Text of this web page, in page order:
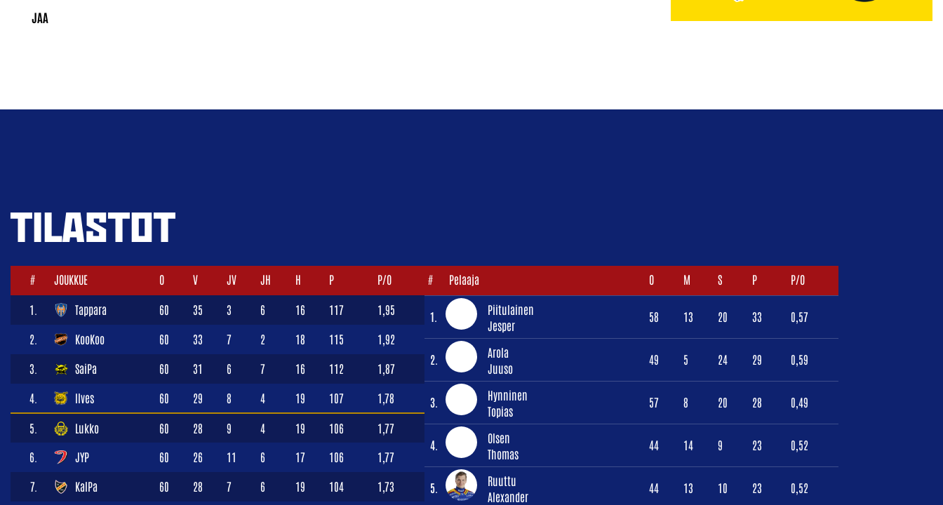
TILASTOT
# JOUKKUE O V JV JH H P P/O
1. Tappara 60 35 3 6 16 117 1,95
2. KooKoo 60 33 7 2 18 115 1,92
3. SaiPa 60 31 6 7 16 112 1,87
4. Ilves 60 29 8 4 19 107 1,78
5. Lukko 60 28 9 4 19 106 1,77
6. JYP 60 26 11 6 17 106 1,77
7. KalPa 60 28 7 6 19 104 1,73
# Pelaaja O M S P P/O
1.
Piitulainen
Jesper
58 13 20 33 0,57
2.
Arola
Juuso
49 5 24 29 0,59
3.
Hynninen
Topias
57 8 20 28 0,49
4.
Olsen
Thomas
44 14 9 23 0,52
5.
Ruuttu
Alexander
44 13 10 23 0,52